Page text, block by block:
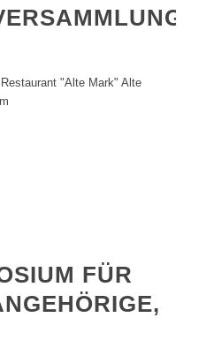
"Alte Mark" Alte
FÜR